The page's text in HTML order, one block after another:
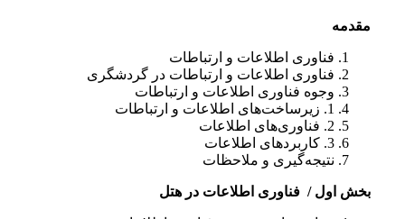
مقدمه
فناوری اطلاعات و ارتباطات
فناوری اطلاعات و ارتباطات در گردشگری
وجوه فناوری اطلاعات و ارتباطات
1. زیرساخت‌های اطلاعات و ارتباطات
2. فناوری‌های اطلاعات
3. کاربردهای اطلاعات
نتیجه‌گیری و ملاحظات
بخش اول / فناوری‌ اطلاعات در هتل